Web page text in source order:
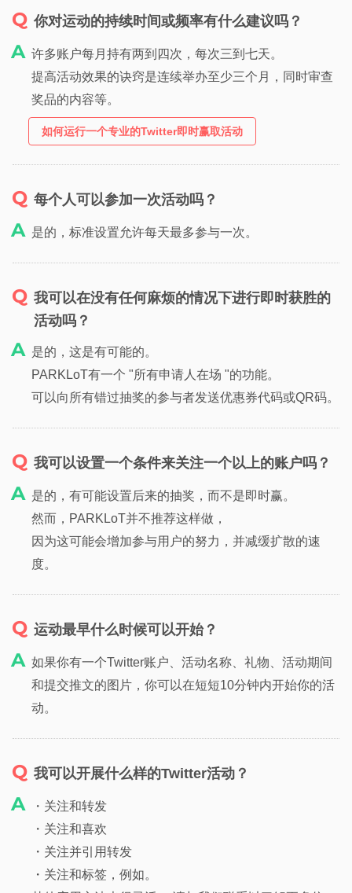
你对运动的持续时间或频率有什么建议吗？
许多账户每月持有两到四次，每次三到七天。
提高活动效果的诀窍是连续举办至少三个月，同时审查
奖品的内容等。
如何运行一个专业的Twitter即时赢取活动
每个人可以参加一次活动吗？
是的，标准设置允许每天最多参与一次。
我可以在没有任何麻烦的情况下进行即时获胜的
活动吗？
是的，这是有可能的。
PARKLoT有一个 "所有申请人在场 "的功能。
可以向所有错过抽奖的参与者发送优惠券代码或QR码。
我可以设置一个条件来关注一个以上的账户吗？
是的，有可能设置后来的抽奖，而不是即时赢。
然而，PARKLoT并不推荐这样做，
因为这可能会增加参与用户的努力，并减缓扩散的速
度。
运动最早什么时候可以开始？
如果你有一个Twitter账户、活动名称、礼物、活动期间
和提交推文的图片，你可以在短短10分钟内开始你的活
动。
我可以开展什么样的Twitter活动？
・关注和转发
・关注和喜欢
・关注并引用转发
・关注和标签，例如。